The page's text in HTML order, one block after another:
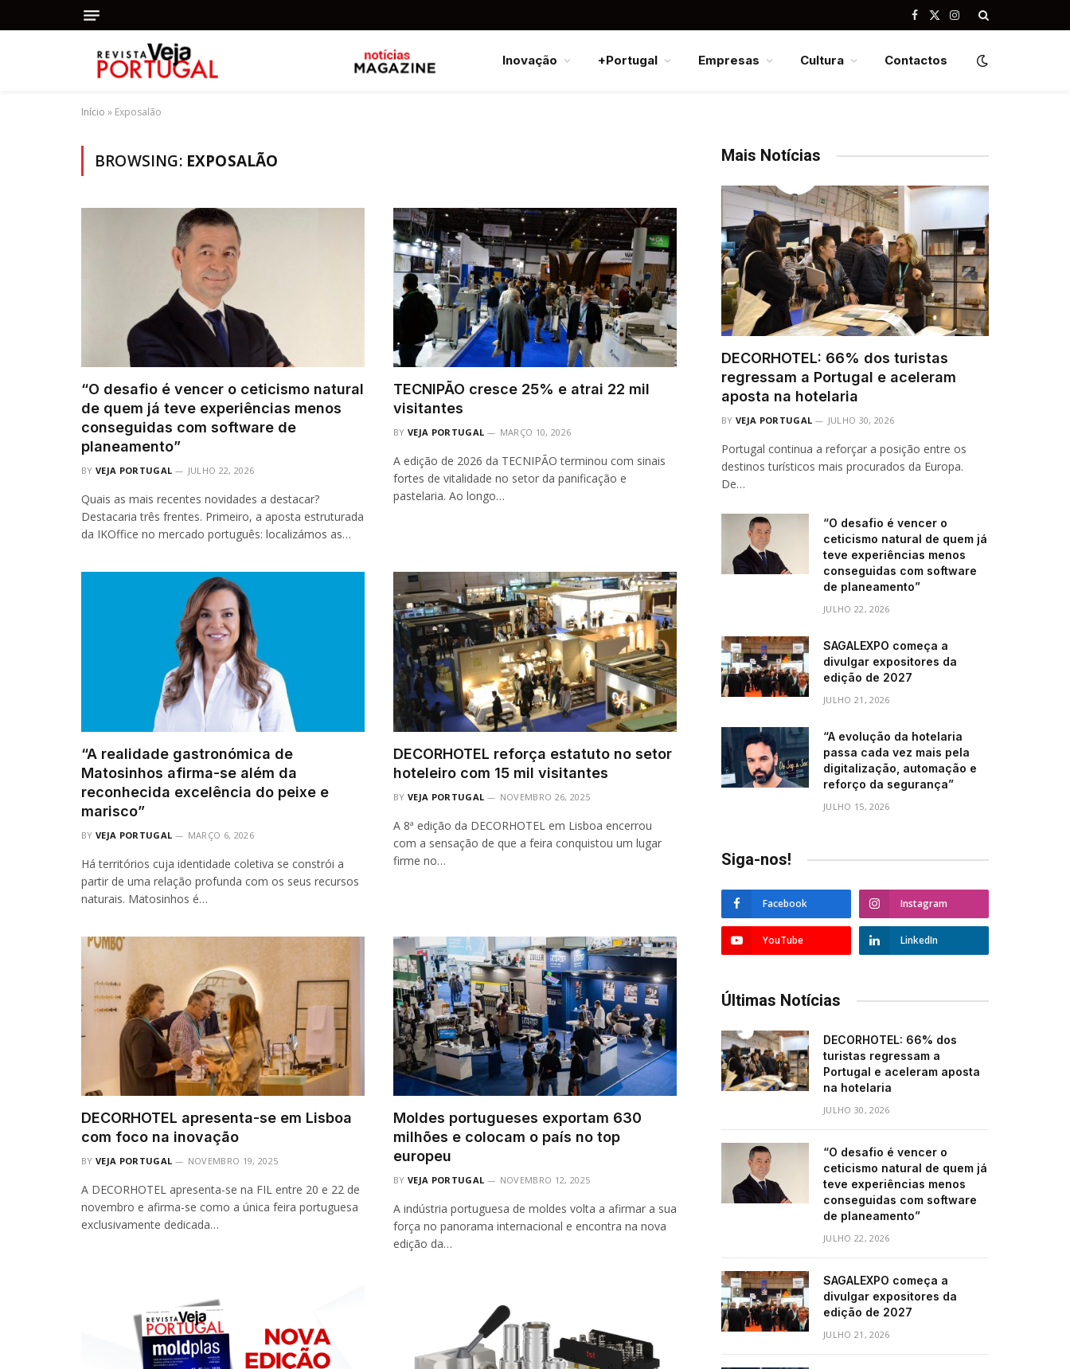
Facebook
X
Instagram
Inovação +Portugal Empresas Cultura Contactos
Início » Exposalão
BROWSING: EXPOSALÃO
“O desafio é vencer o ceticismo natural
de quem já teve experiências menos
conseguidas com software de
planeamento”
BY VEJA PORTUGAL JULHO 22, 2026
Quais as mais recentes novidades a destacar?
Destacaria três frentes. Primeiro, a aposta estruturada
da IKOffice no mercado português: localizámos as…
TECNIPÃO cresce 25% e atrai 22 mil
visitantes
BY VEJA PORTUGAL MARÇO 10, 2026
A edição de 2026 da TECNIPÃO terminou com sinais
fortes de vitalidade no setor da panificação e
pastelaria. Ao longo…
“A realidade gastronómica de
Matosinhos afirma-se além da
reconhecida excelência do peixe e
marisco”
BY VEJA PORTUGAL MARÇO 6, 2026
Há territórios cuja identidade coletiva se constrói a
partir de uma relação profunda com os seus recursos
naturais. Matosinhos é…
DECORHOTEL reforça estatuto no setor
hoteleiro com 15 mil visitantes
BY VEJA PORTUGAL NOVEMBRO 26, 2025
A 8ª edição da DECORHOTEL em Lisboa encerrou
com a sensação de que a feira conquistou um lugar
firme no…
DECORHOTEL apresenta-se em Lisboa
com foco na inovação
BY VEJA PORTUGAL NOVEMBRO 19, 2025
A DECORHOTEL apresenta-se na FIL entre 20 e 22 de
novembro e afirma-se como a única feira portuguesa
exclusivamente dedicada…
Moldes portugueses exportam 630
milhões e colocam o país no top
europeu
BY VEJA PORTUGAL NOVEMBRO 12, 2025
A indústria portuguesa de moldes volta a afirmar a sua
força no panorama internacional e encontra na nova
edição da…
Mais Notícias
DECORHOTEL: 66% dos turistas
regressam a Portugal e aceleram
aposta na hotelaria
BY VEJA PORTUGAL JULHO 30, 2026
Portugal continua a reforçar a posição entre os
destinos turísticos mais procurados da Europa.
De…
“O desafio é vencer o
ceticismo natural de quem já
teve experiências menos
conseguidas com software
de planeamento”
JULHO 22, 2026
SAGALEXPO começa a
divulgar expositores da
edição de 2027
JULHO 21, 2026
“A evolução da hotelaria
passa cada vez mais pela
digitalização, automação e
reforço da segurança”
JULHO 15, 2026
Siga-nos!
Facebook Instagram
YouTube LinkedIn
Últimas Notícias
DECORHOTEL: 66% dos
turistas regressam a
Portugal e aceleram aposta
na hotelaria
JULHO 30, 2026
“O desafio é vencer o
ceticismo natural de quem já
teve experiências menos
conseguidas com software
de planeamento”
JULHO 22, 2026
SAGALEXPO começa a
divulgar expositores da
edição de 2027
JULHO 21, 2026